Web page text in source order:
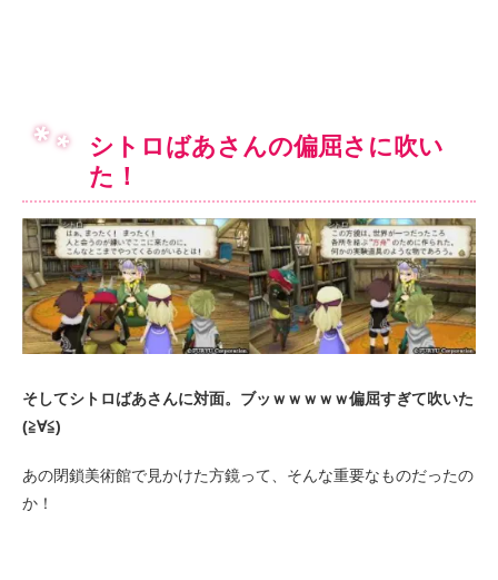
シトロばあさんの偏屈さに吹い
た！
そしてシトロばあさんに対面。ブッｗｗｗｗｗ偏屈すぎて吹いた
(≧∀≦)
あの閉鎖美術館で見かけた方鏡って、そんな重要なものだったの
か！